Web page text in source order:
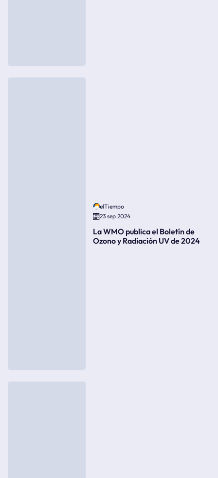
elTiempo
23 sep 2024
La WMO publica el Boletín de
Ozono y Radiación UV de 2024